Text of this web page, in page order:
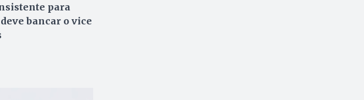
para
bancar o vice